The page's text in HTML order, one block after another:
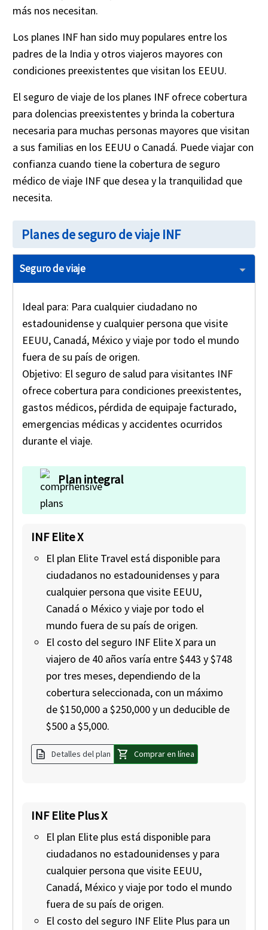
más nos necesitan.
Los planes INF han sido muy populares entre los
padres de la India y otros viajeros mayores con
condiciones preexistentes que visitan los EEUU.
El seguro de viaje de los planes INF ofrece cobertura
para dolencias preexistentes y brinda la cobertura
necesaria para muchas personas mayores que visitan
a sus familias en los EEUU o Canadá. Puede viajar con
confianza cuando tiene la cobertura de seguro
médico de viaje INF que desea y la tranquilidad que
necesita.
Planes de seguro de viaje INF
Seguro de viaje
Ideal para: Para cualquier ciudadano no
estadounidense y cualquier persona que visite
EEUU, Canadá, México y viaje por todo el mundo
fuera de su país de origen.
Objetivo: El seguro de salud para visitantes INF
ofrece cobertura para condiciones preexistentes,
gastos médicos, pérdida de equipaje facturado,
emergencias médicas y accidentes ocurridos
durante el viaje.
Plan integral
INF Elite X
El plan Elite Travel está disponible para
ciudadanos no estadounidenses y para
cualquier persona que visite EEUU,
Canadá o México y viaje por todo el
mundo fuera de su país de origen.
El costo del seguro INF Elite X para un
viajero de 40 años varía entre $443 y $748
por tres meses, dependiendo de la
cobertura seleccionada, con un máximo
de $150,000 a $250,000 y un deducible de
$500 a $5,000.
description Detalles del plan shopping_cart Comprar en línea
INF Elite Plus X
El plan Elite plus está disponible para
ciudadanos no estadounidenses y para
cualquier persona que visite EEUU,
Canadá, México y viaje por todo el mundo
fuera de su país de origen.
El costo del seguro INF Elite Plus para un